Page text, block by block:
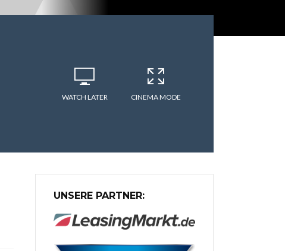
WATCH LATER CINEMA MODE
UNSERE PARTNER: